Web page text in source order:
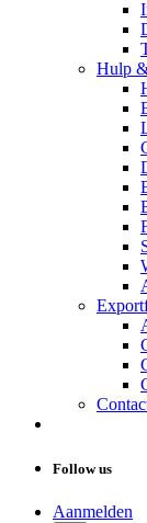
Hulp
Follow us
Aanmelden